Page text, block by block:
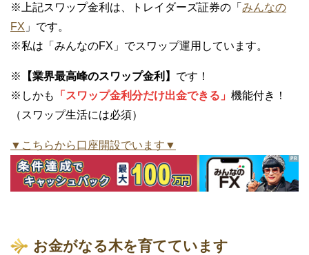
※上記スワップ金利は、トレイダーズ証券の「 みんなの
FX 」です。
※私は「みんなのFX」でスワップ運用しています。
※ 【業界最高峰のスワップ金利】 です！
※しかも
「スワップ金利分だけ出金できる」 機能付き！
（スワップ生活には必須）
▼こちらから口座開設でいます▼
お金がなる木を育てています